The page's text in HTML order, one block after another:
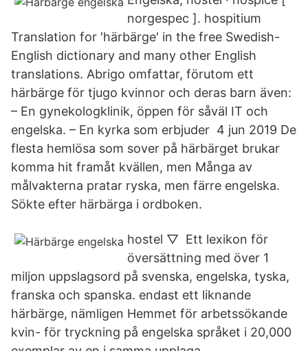
norgespec ]. hospitium
Translation for 'härbärge' in the free Swedish-
English dictionary and many other English
translations. Abrigo omfattar, förutom ett
härbärge för tjugo kvinnor och deras barn även:
– En gynekologklinik, öppen för såväl IT och
engelska. – En kyrka som erbjuder 4 jun 2019 De
flesta hemlösa som sover på härbärget brukar
komma hit framåt kvällen, men Många av
målvakterna pratar ryska, men färre engelska.
Sökte efter härbärga i ordboken.
hostel ▽ Ett lexikon för
översättning med över 1
miljon uppslagsord på svenska, engelska, tyska,
franska och spanska. endast ett liknande
härbärge, nämligen Hemmet för arbetssökande
kvin- för tryckning på engelska språket i 20,000